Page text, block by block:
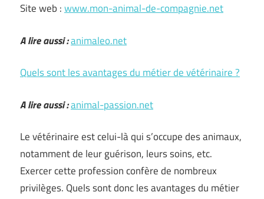
Site web :www.mon-animal-de-compagnie.net
A lire aussi :animaleo.net
Quels sont les avantages du métier de vétérinaire ?
A lire aussi :animal-passion.net
Le vétérinaire est celui-là qui s’occupe des animaux,
notamment de leur guérison, leurs soins, etc.
Exercer cette profession confère de nombreux
privilèges. Quels sont donc les avantages du métier